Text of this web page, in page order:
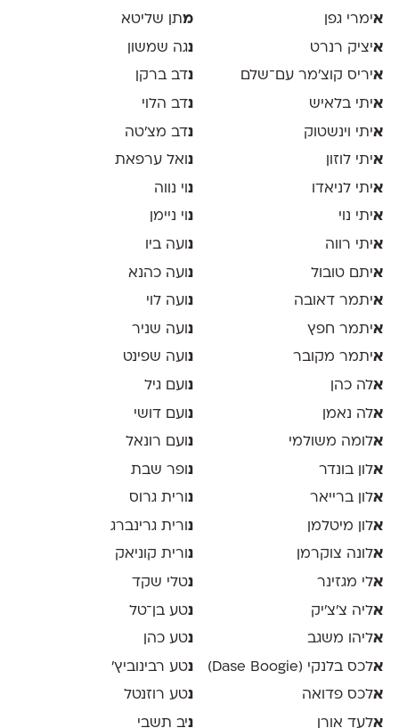
אימרי גפן
איציק רנרט
איריס קוצ׳מר עם־שלם
איתי בלאיש
איתי וינשטוק
איתי לוזון
איתי לניאדו
איתי נוי
איתי רווה
איתם טובול
איתמר דאובה
איתמר חפץ
איתמר מקובר
אלה כהן
אלה נאמן
אלומה משולמי
אלון בונדר
אלון ברייאר
אלון מיטלמן
אלונה צוקרמן
אלי מגזינר
אליה צ׳צ׳יק
אליהו משגב
אלכס בלנקי (Dase Boogie)
אלכס פדואה
אלעד אורן
מתן שליטא
נגה שמשון
נדב ברקן
נדב הלוי
נדב מצ׳טה
נ ואל ערפאת
נ וי נווה
נוי ניימן
נ ועה ביו
נועה כהנא
נ ועה לוי
נ ועה שניר
נועה שפינט
נ ועם גיל
נועם דושי
נ ועם רונאל
נ ופר שבת
נורית גרוס
נ ורית גרינברג
נורית קוניאק
נטלי שקד
נטע בן־טל
נטע כהן
נטע רבינוביץ׳
נטע רוזנטל
ניב תשבי